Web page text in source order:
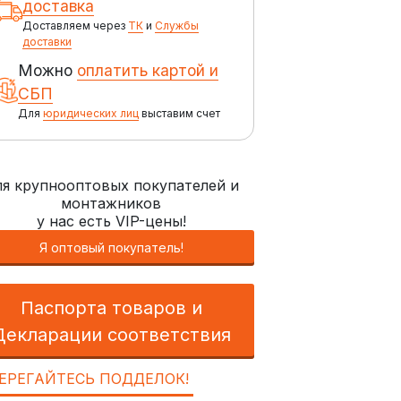
доставка
Доставляем через ТКи Службы
доставки
Можно оплатить картой и
СБП
Для юридических лицвыставим счет
крупнооптовых покупателей и
монтажников
у нас есть VIP-цены!
Я оптовый покупатель!
Паспорта товаров и
соответствия
ПОДДЕЛОК!